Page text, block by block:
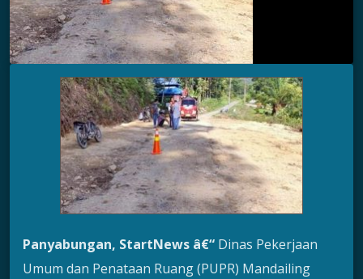
Panyabungan, StartNews â€“ Dinas Pekerjaan
Umum dan Penataan Ruang (PUPR) Mandailing